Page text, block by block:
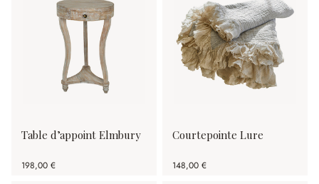
Table d’appoint Elmbury
198,00 €
Courtepointe Lure
148,00 €